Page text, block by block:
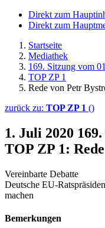
Direkt zum
Direkt zum
Startseite
Mediathek
169. Sitzung vom
TOP ZP 1
Rede von Petr
zurück zu: TOP ZP 1 ()
1. Juli 2020
TOP ZP 1:
Vereinbarte Debatte
Deutsche EU-
machen
Bemerkungen